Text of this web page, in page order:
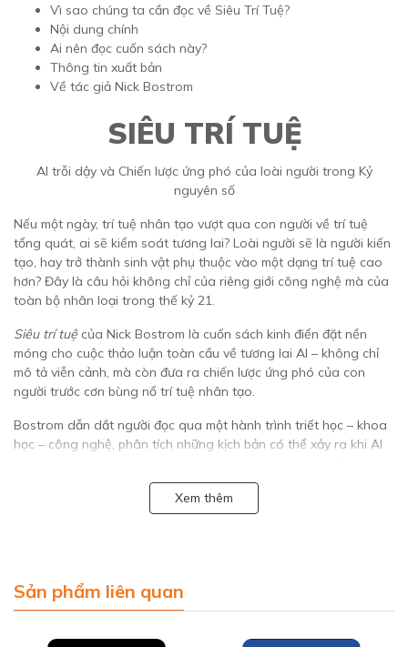
Vì sao chúng ta cần đọc về Siêu Trí Tuệ?
Nội dung chính
Ai nên đọc cuốn sách này?
Thông tin xuất bản
Về tác giả Nick Bostrom
SIÊU TRÍ TUỆ
AI trỗi dậy và Chiến lược ứng phó của loài người trong Kỷ
nguyên số
Nếu một ngày, trí tuệ nhân tạo vượt qua con người về trí tuệ
tổng quát, ai sẽ kiểm soát tương lai? Loài người sẽ là người kiến
tạo, hay trở thành sinh vật phụ thuộc vào một dạng trí tuệ cao
hơn? Đây là câu hỏi không chỉ của riêng giới công nghệ mà của
toàn bộ nhân loại trong thế kỷ 21.
Siêu trí tuệ của Nick Bostrom là cuốn sách kinh điển đặt nền
móng cho cuộc thảo luận toàn cầu về tương lai AI – không chỉ
mô tả viễn cảnh, mà còn đưa ra chiến lược ứng phó của con
người trước cơn bùng nổ trí tuệ nhân tạo.
Bostrom dẫn dắt người đọc qua một hành trình triết học – khoa
học – công nghệ, phân tích những kịch bản có thể xảy ra khi AI
Con đường từ trí tuệ con người đến siêu trí tuệ máy móc:
thể đối mặt nguy cơ tuyệt chủng.
thay vì buông trôi.
Xem thêm
Sản phẩm liên quan